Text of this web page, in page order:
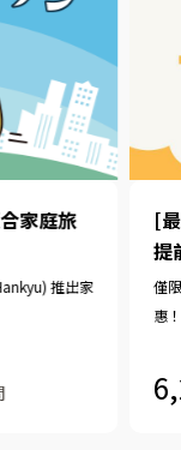
家庭旅
推出家
[
提
僅
惠